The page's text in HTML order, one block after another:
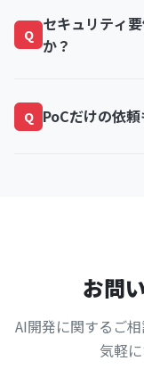
既存のERP・
応しています。
Q
セキュリティ
か？
し、ガバメン
Q PoCだけの依
お問
AI開発に関するご
気軽